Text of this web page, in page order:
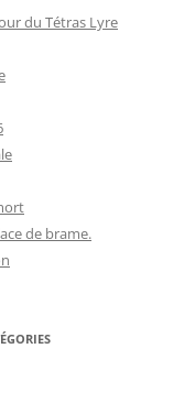
du Tétras Lyre
de brame.